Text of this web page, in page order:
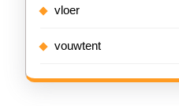
vloer
vouwtent